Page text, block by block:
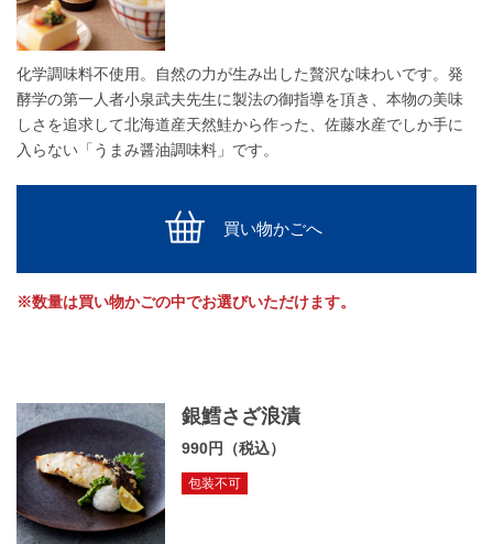
化学調味料不使用。自然の力が生み出した贅沢な味わいです。発
酵学の第一人者小泉武夫先生に製法の御指導を頂き、本物の美味
しさを追求して北海道産天然鮭から作った、佐藤水産でしか手に
入らない「うまみ醤油調味料」です。
買い物かごへ
※数量は買い物かごの中でお選びいただけます。
銀鱈さざ浪漬
990円（税込）
包装不可